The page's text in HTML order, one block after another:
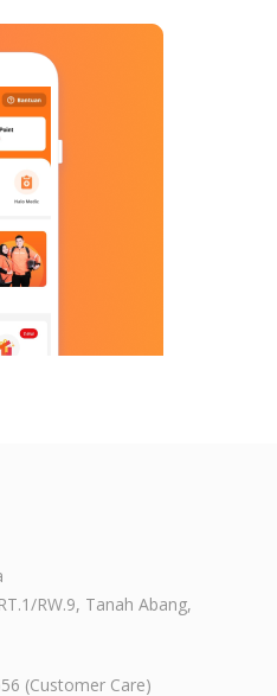
RW.9, Tanah Abang,
(Customer Care)